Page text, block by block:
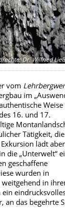
:Dr. Wilfried
vom
im
Weise
16. und 17.
Tätigkeit,
lädt aber
die „Unterwelt“
geschaffene
wurden in
in
ein
an das begehrte